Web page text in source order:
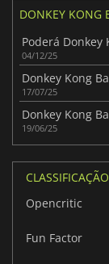
DONKEY KONG
04/12/25
Donkey Kong
17/07/25
19/06/25
CLASSIFICAÇÃO
Opencritic
Fun Factor